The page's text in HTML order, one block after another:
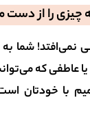
چیزی را از
نمی‌افتد!
که
با خودتان